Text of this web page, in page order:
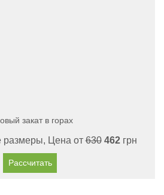
закат в горах
размеры, Цена от630 462грн
Рассчитать